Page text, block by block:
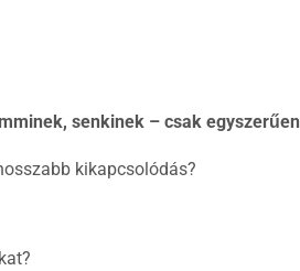
senkinek – csak
kikapcsolódás?